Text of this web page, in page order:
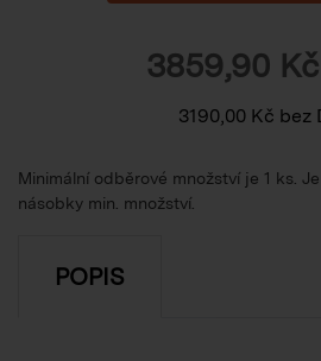
3859,90Kč
3190,00 Kč bez
Minimální odběrové množství je 1 ks.
násobky min. množství.
POPIS